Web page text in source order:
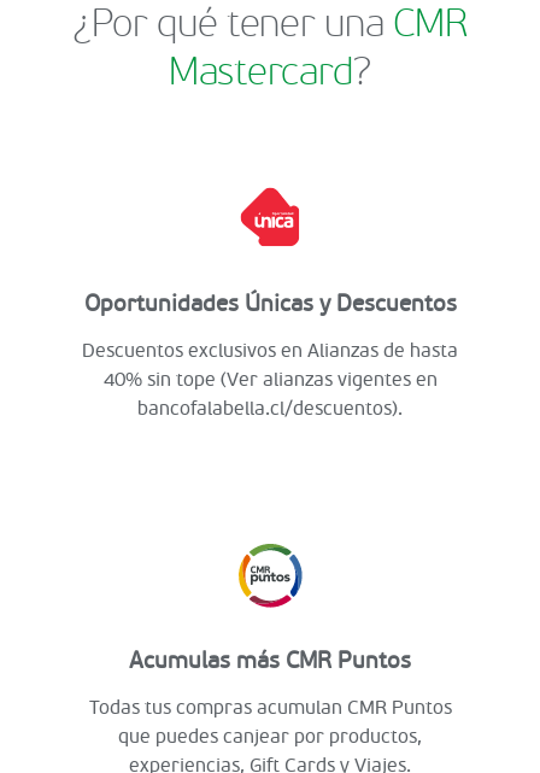
¿Por qué tener una CMR
Mastercard?
Oportunidades Únicas y Descuentos
Descuentos exclusivos en Alianzas de hasta
40% sin tope (Ver alianzas vigentes en
bancofalabella.cl/descuentos).
Acumulas más CMR Puntos
Todas tus compras acumulan CMR Puntos
que puedes canjear por productos,
experiencias, Gift Cards y Viajes.